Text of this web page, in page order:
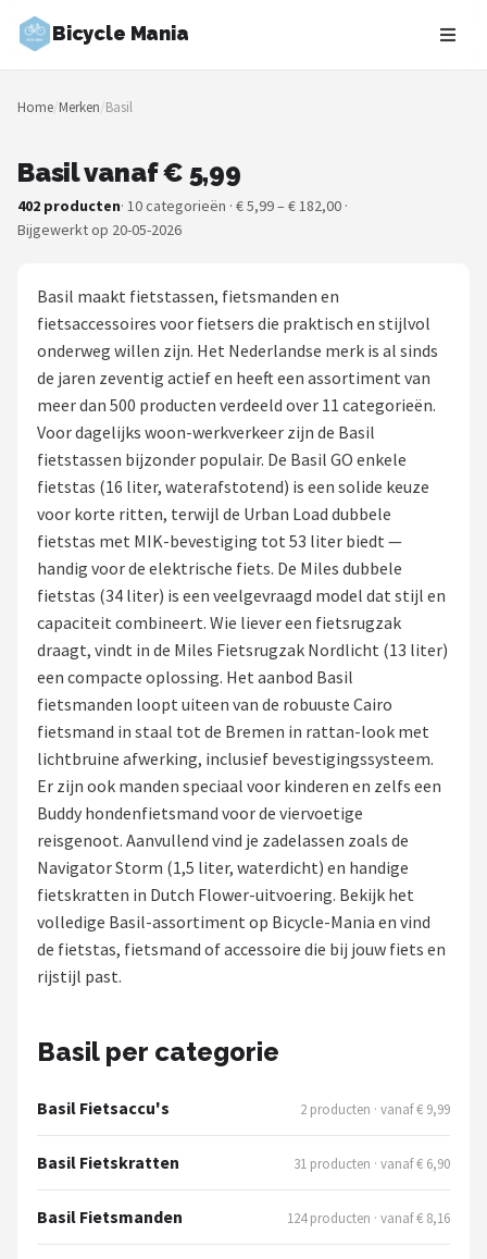
Bicycle Mania
Zoeken
NAVIGATIE
Merken
Fietsroutes
Kinderfietsen
Stadsfietsen
Elektrische fietsen
Mountainbikes
Shop
POPULAIRE MERKEN
Basil
Volare
ABUS
AXA
New Looxs
BBB Cycling
Schwalbe
Cortina
Alle merken →
Home/Merken/Basil
Basil vanaf € 5,99
402 producten· 10 categorieën · € 5,99 – € 182,00 ·
Bijgewerkt op 20-05-2026
Basil maakt fietstassen, fietsmanden en
fietsaccessoires voor fietsers die praktisch en stijlvol
onderweg willen zijn. Het Nederlandse merk is al sinds
de jaren zeventig actief en heeft een assortiment van
meer dan 500 producten verdeeld over 11 categorieën.
Voor dagelijks woon-werkverkeer zijn de Basil
fietstassen bijzonder populair. De Basil GO enkele
fietstas (16 liter, waterafstotend) is een solide keuze
voor korte ritten, terwijl de Urban Load dubbele
fietstas met MIK-bevestiging tot 53 liter biedt —
handig voor de elektrische fiets. De Miles dubbele
fietstas (34 liter) is een veelgevraagd model dat stijl en
capaciteit combineert. Wie liever een fietsrugzak
draagt, vindt in de Miles Fietsrugzak Nordlicht (13 liter)
een compacte oplossing. Het aanbod Basil
fietsmanden loopt uiteen van de robuuste Cairo
fietsmand in staal tot de Bremen in rattan-look met
lichtbruine afwerking, inclusief bevestigingssysteem.
Er zijn ook manden speciaal voor kinderen en zelfs een
Buddy hondenfietsmand voor de viervoetige
reisgenoot. Aanvullend vind je zadelassen zoals de
Navigator Storm (1,5 liter, waterdicht) en handige
fietskratten in Dutch Flower-uitvoering. Bekijk het
volledige Basil-assortiment op Bicycle-Mania en vind
de fietstas, fietsmand of accessoire die bij jouw fiets en
rijstijl past.
Basil per categorie
Basil Fietsaccu's 2 producten · vanaf € 9,99
Basil Fietskratten 31 producten · vanaf € 6,90
Basil Fietsmanden 124 producten · vanaf € 8,16